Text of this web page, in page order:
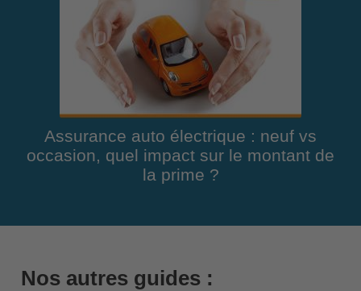
Assurance auto électrique : neuf vs
occasion, quel impact sur le montant de
la prime ?
Nos autres guides :